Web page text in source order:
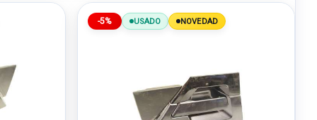
-5% USADO NOVEDAD